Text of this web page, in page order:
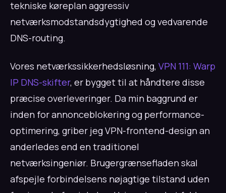
tekniske køreplan aggressiv
netværksmodstandsdygtighed og vedvarende
DNS-routing.
Vores netværkssikkerhedsløsning, VPN 111: Warp
IP DNS-skifter, er bygget til at håndtere disse
præcise overleveringer. Da min baggrund er
inden for annonceblokering og performance-
optimering, griber jeg VPN-frontend-design an
anderledes end en traditionel
netværksingeniør. Brugergrænsefladen skal
afspejle forbindelsens nøjagtige tilstand uden